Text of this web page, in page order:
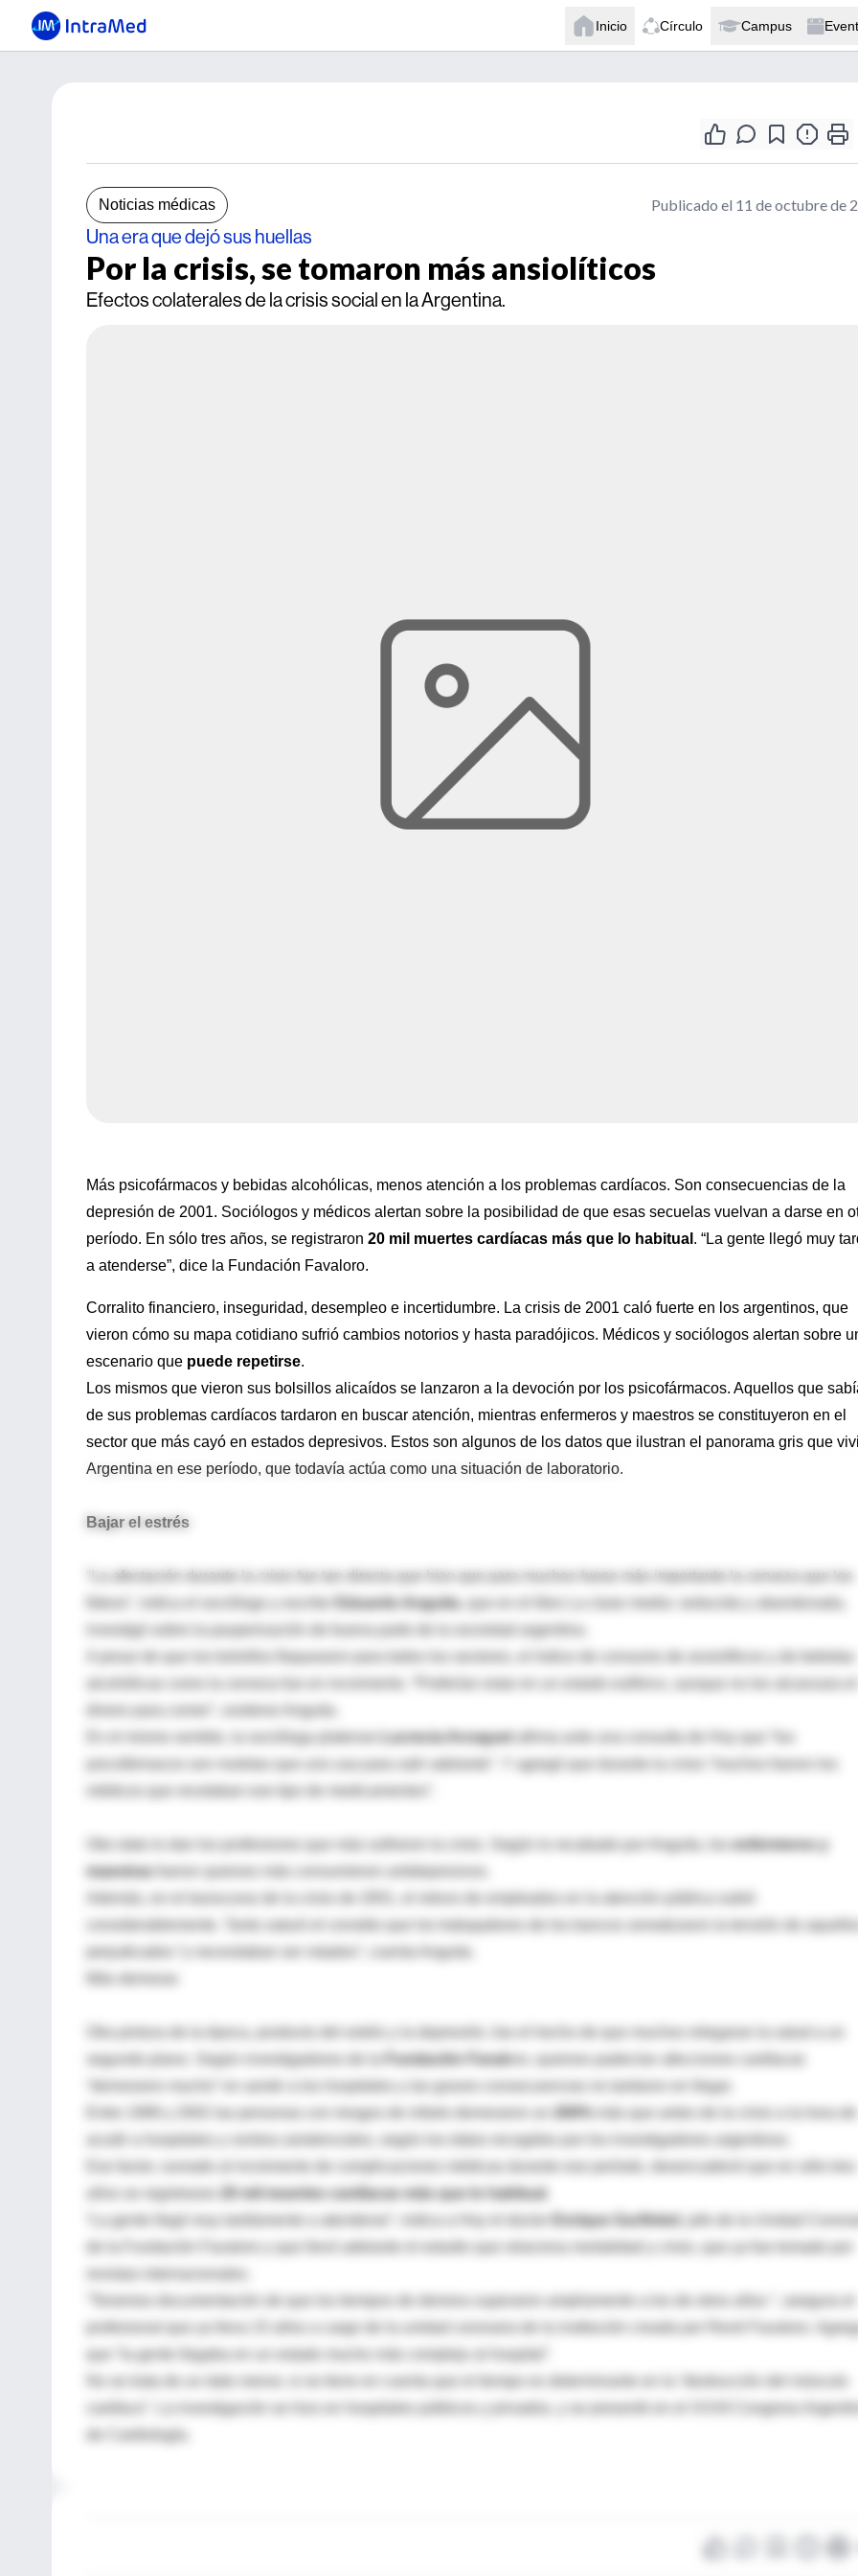
Inicio Círculo Campus
Noticias médicas Publicado el 11 de octubre de
Una era que dejó sus huellas
Por la crisis, se tomaron más ansiolíticos
Efectos colaterales de la crisis social en la Argentina.
Más psicofármacos y bebidas alcohólicas, menos atención a los problemas cardíacos. Son consecuencias de la
depresión de 2001. Sociólogos y médicos alertan sobre la posibilidad de que esas secuelas vuelvan a darse en
período. En sólo tres años, se registraron 20 mil muertes cardíacas más que lo habitual . “La gente llegó muy
a atenderse”, dice la Fundación Favaloro.
Corralito financiero, inseguridad, desempleo e incertidumbre. La crisis de 2001 caló fuerte en los argentinos, que
vieron cómo su mapa cotidiano sufrió cambios notorios y hasta paradójicos. Médicos y sociólogos alertan sobre
escenario que puede repetirse.
Los mismos que vieron sus bolsillos alicaídos se lanzaron a la devoción por los psicofármacos. Aquellos que
de sus problemas cardíacos tardaron en buscar atención, mientras enfermeros y maestros se constituyeron en el
sector que más cayó en estados depresivos. Estos son algunos de los datos que ilustran el panorama gris que
Argentina en ese período, que todavía actúa como una situación de laboratorio.
Bajar el estrés
“La afectación durante la crisis fue tan directa que hizo que para muchos fuese más importante la cerveza que los
fideos”, indica el sociólogo y escritor
Eduardo Anguita
investigó sobre la pauperización de buena parte de la sociedad argentina.
A pesar de que los bolsillos flaquearon para todos los sectores, el índice de consumo de ansiolíticos y de bebidas
alcohólicas como la cerveza fue en incremento. “Preferían estar en un estado eufórico, aunque no les alcanzara el
dinero para comer”, sostiene Anguita.
En el mismo sentido, la socióloga platense
Lucrecia Arceguet
psicofármacos son muletas que uno usa para salir adelante”. Y agregó que durante la crisis “muchos fueron los
Otro dato lo dan los profesiones que más sufrieron la crisis. Según lo recabado por Anguita, los
enfermeros y
maestras
considerablemente. Tanto saturó el corralito que los trabajadores de los bancos somatizaron la tensión de
perjudicados “y necesitaban ser rotados”, cuenta Anguita.
Otra pintura de la época, producto del estrés y la depresión, fue el hecho de que muchos relegaran la salud a un
segundo plano. Según investigadores de la
Fundación Faval
“demoraron mucho” en asistir a los hospitales y las graves consecuencias no tardaron en llegar.
Entre 1999 y 2002 las personas con riesgos de infarto demoraron un
acudir a hospitales y centros asistenciales, según los datos recogidos por los investigadores argentinos.
años se registraran
20 mil muertes
cardíacas más que lo habitual.
“La gente llegó muy tardíamente a atenderse”, indica a Hoy el doctor
Enrique Gurfinkel
“Tenemos documentación de que los tiempos de demora superaron ampliamente a los de otros años “, asegura el
profesional que ya lleva 15 años a cargo de la unidad coronaria de la institución creada por René Favaloro.
que “la gente llegaba en un estado mucho más complejo al hospital”.
No se trata de un dato menor, si se tiene en cuenta que el tiempo es determinante en la “destrucción del músculo
cardíaco”. La investigación se hizo en hospitales públicos y privados, y se presentó en el XXXII Congreso
de Cardiología.